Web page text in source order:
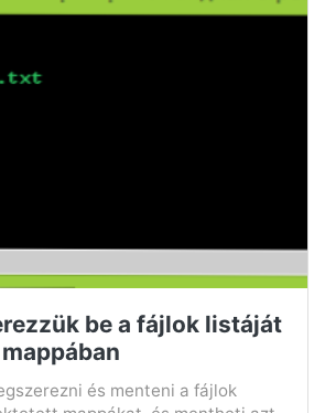
be a fájlok listáját
és menteni a fájlok